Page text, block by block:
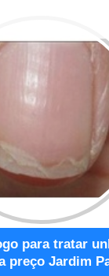
para tratar
preço Jardim